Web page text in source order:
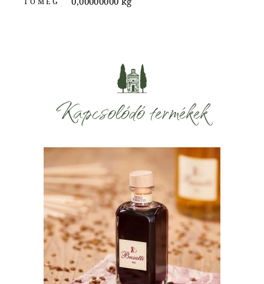
TÖMEG
Kapcsolódó termékek